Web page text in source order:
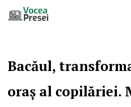
Bacăul,
oraș al copilăriei.